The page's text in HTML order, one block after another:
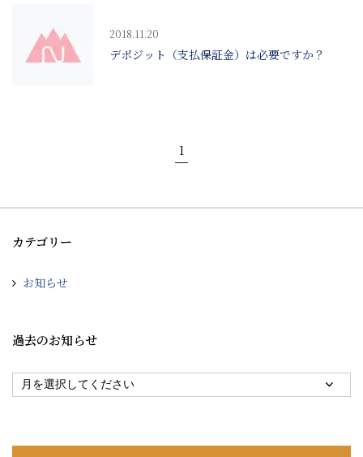
2018.11.20
デポジット（支払保証金）は必要ですか？
1
カテゴリー
お知らせ
過去のお知らせ